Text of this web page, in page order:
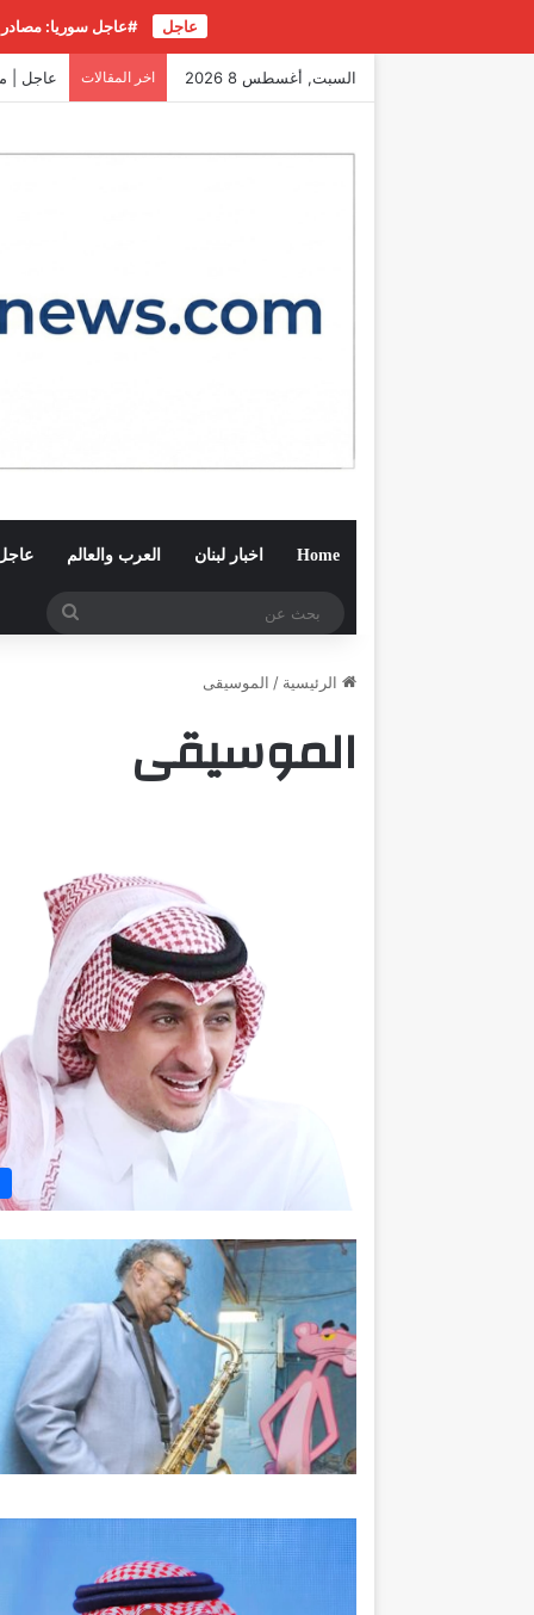
عاجل #عاجل سوريا: مصادر
السبت, أغسطس 8 2026 اخر المقالات عاجل |
Home اخبار لبنان العرب والعالم
الرئيسية / الموسيقى
الموسيقى